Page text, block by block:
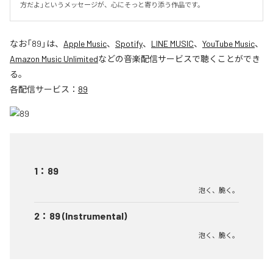
方だよ」というメッセージが、心にそっと寄り添う作品です。
なお「89 」は、 Apple Music、 Spotify、 LINE MUSIC、 YouTube Music、
Amazon Music Unlimitedなどの音楽配信サービスで聴くことができ
る。
各配信サービス： 89
1 ： 89
泡く、脆く。
2 ： 89 (Instrumental)
泡く、脆く。